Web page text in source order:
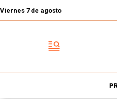
Viernes 7 de agosto